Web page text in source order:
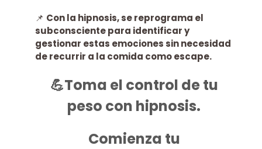
📌 Con la hipnosis, se reprograma el
subconsciente para identificar y
gestionar estas emociones sin necesidad
de recurrir a la comida como escape.
💪Toma el control de tu
peso con hipnosis.
Comienza tu